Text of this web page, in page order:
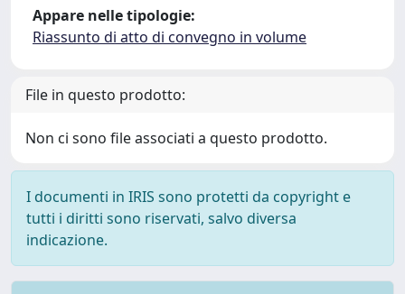
Appare nelle tipologie:
Riassunto di atto di convegno in volume
File in questo prodotto:
Non ci sono file associati a questo prodotto.
I documenti in IRIS sono protetti da copyright e
tutti i diritti sono riservati, salvo diversa
indicazione.